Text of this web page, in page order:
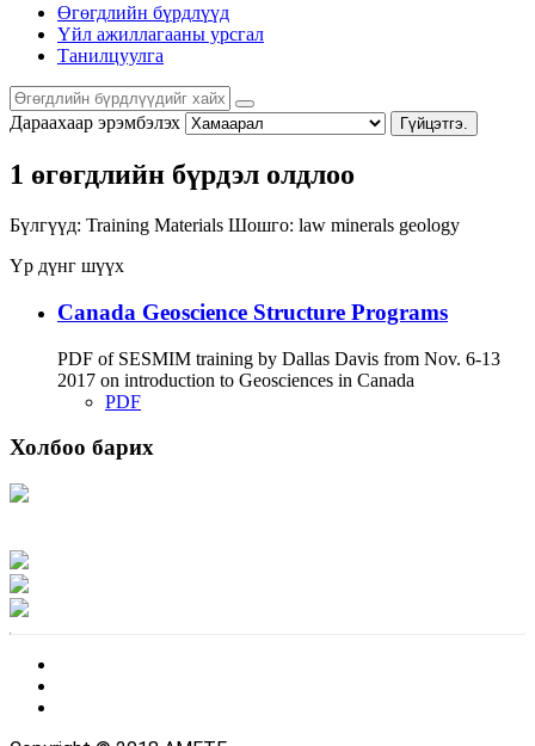
Өгөгдлийн бүрдлүүд
Үйл ажиллагааны урсгал
Танилцуулга
Дараахаар эрэмбэлэх Гүйцэтгэ.
1 өгөгдлийн бүрдэл олдлоо
Бүлгүүд: Training Materials Шошго: law minerals geology
Үр дүнг шүүх
Canada Geoscience Structure Programs
PDF of SESMIM training by Dallas Davis from Nov. 6-13
2017 on introduction to Geosciences in Canada
PDF
Холбоо барих